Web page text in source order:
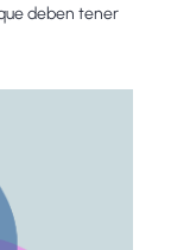
deben tener